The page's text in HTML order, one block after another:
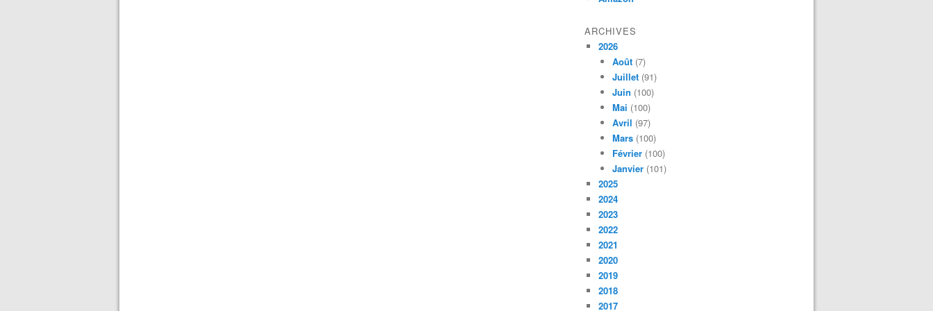
ARCHIVES
2026
Août (7)
Juillet (91)
Juin (100)
Mai (100)
Avril (97)
Mars (100)
Février (100)
Janvier (101)
2025
2024
2023
2022
2021
2020
2019
2018
2017